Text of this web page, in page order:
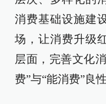
消费基础设施建
场，让消费升级
层面，完善文化
费”与“能消费”良